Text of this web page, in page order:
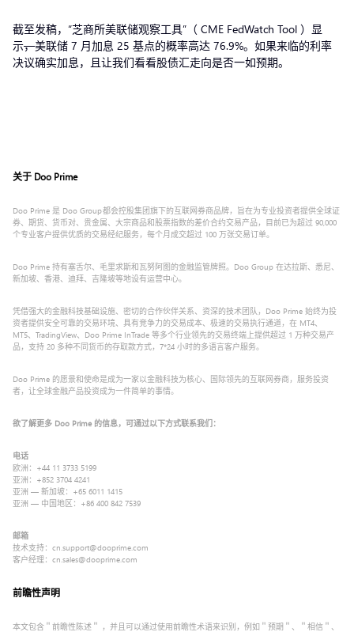
截至发稿，“芝商所美联储观察工具”（ CME FedWatch Tool ）显
示，美联储 7 月加息 25 基点的概率高达 76.9%。如果来临的利率
决议确实加息，且让我们看看股债汇走向是否一如预期。
关于 Doo Prime
Doo Prime 是 Doo Group 都会控股集团旗下的互联网券商品牌，旨在为专业投资者提供全球证
券、期货、货币对、贵金属、大宗商品和股票指数的差价合约交易产品，目前已为超过 90,000
个专业客户提供优质的交易经纪服务，每个月成交超过 100 万张交易订单。
Doo Prime 持有塞舌尔、毛里求斯和瓦努阿图的金融监管牌照。Doo Group 在达拉斯、悉尼、
新加坡、香港、迪拜、吉隆坡等地设有运营中心。
凭借强大的金融科技基础设施、密切的合作伙伴关系、资深的技术团队，Doo Prime 始终为投
资者提供安全可靠的交易环境、具有竞争力的交易成本、极速的交易执行通道，在 MT4、
MT5、TradingView、Doo Prime InTrade 等多个行业领先的交易终端上提供超过 1 万种交易产
品，支持 20 多种不同货币的存取款方式，7*24 小时的多语言客户服务。
Doo Prime 的愿景和使命是成为一家以金融科技为核心、国际领先的互联网券商，服务投资
者，让全球金融产品投资成为一件简单的事情。
欲了解更多 Doo Prime 的信息，可通过以下方式联系我们：
电话
欧洲：+44 11 3733 5199
亚洲：+852 3704 4241
亚洲 — 新加坡：+65 6011 1415
亚洲 — 中国地区：+86 400 842 7539
邮箱
技术支持：cn.support@dooprime.com
客户经理：cn.sales@dooprime.com
前瞻性声明
本文包含＂前瞻性陈述＂ ，并且可以通过使用前瞻性术语来识别，例如＂预期＂、＂相信＂、